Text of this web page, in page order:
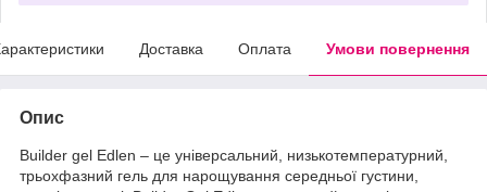
Доставка Оплата Умови повернення
Опис
Builder gel Edlen – це універсальний, низькотемпературний,
трьохфазний гель для нарощування середньої густини,